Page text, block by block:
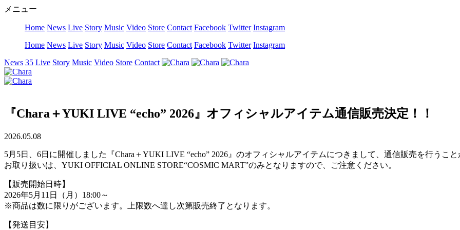
メニュー
Home News Live Story Music Video Store Contact Facebook Twitter Instagram
Home News Live Story Music Video Store Contact Facebook Twitter Instagram
News 35 Live Story Music Video Store Contact
『Chara＋YUKI LIVE “echo” 2026』オフィシャルアイテム通信販売決定！！
2026.05.08
5月5日、6日に開催しました『Chara＋YUKI LIVE “echo” 2026』のオフィシャルアイテムにつきまして、通信販売を行うこと
お取り扱いは、YUKI OFFICIAL ONLINE STORE“COSMIC MART”のみとなりますので、ご注意ください。
【販売開始日時】
2026年5月11日（月）18:00～
※商品は数に限りがございます。上限数へ達し次第販売終了となります。
【発送目安】